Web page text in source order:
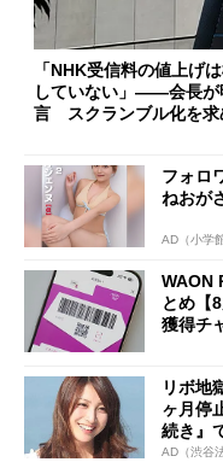
「NHK受信料の値上げ
していない」――会長が
言 スクランブル化を求
フォロ
ねおが
AD（小学
WAON
とめ【
獲得チ
リボ地
ヶ月停
続き』
AD（渋谷